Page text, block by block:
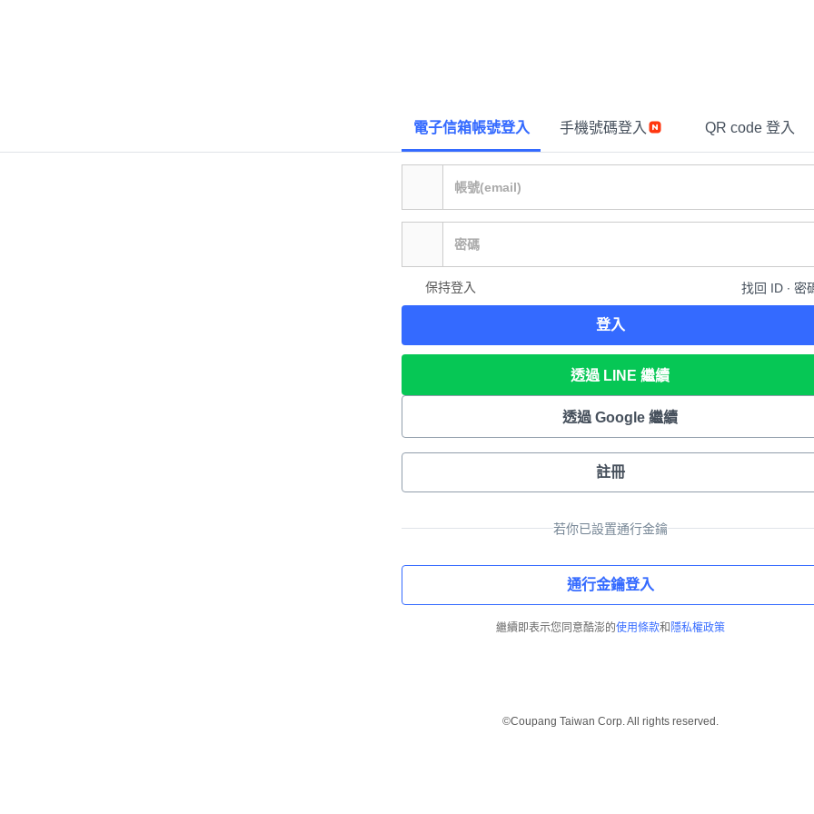
電子信箱帳號登入 手機號碼登入 QR code 登入
保持登入 找回 ID ∙ 密
登入
透過 LINE 繼續
透過 Google 繼續
註冊
若你已設置通行金鑰
通行金鑰登入
繼續即表示您同意酷澎的使用條款和 隱私權政策
©Coupang Taiwan Corp. All rights reserved.